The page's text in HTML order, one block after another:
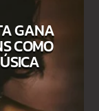
GANA
COMO